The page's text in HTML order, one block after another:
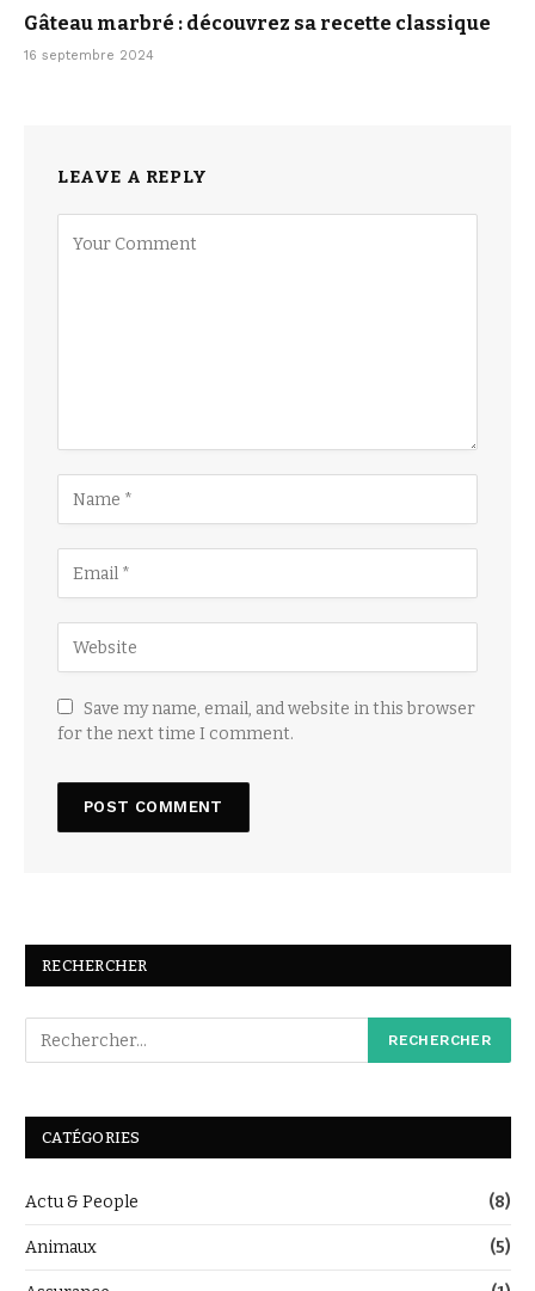
Gâteau marbré : découvrez sa recette classique
16 septembre 2024
LEAVE A REPLY
Save my name, email, and website in this browser
for the next time I comment.
RECHERCHER
CATÉGORIES
Actu & People (8)
Animaux (5)